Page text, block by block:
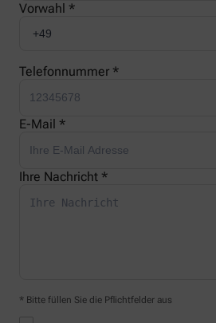
Vorwahl *
Telefonnummer *
E-Mail *
Ihre Nachricht *
* Bitte füllen Sie die Pflichtfelder aus